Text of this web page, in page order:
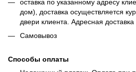
оставка по указанному адресу
дом), доставка осуществляется
двери клиента. Адресная
Самовывоз
Способы оплаты